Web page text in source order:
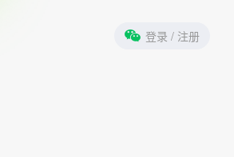
登录 / 注册